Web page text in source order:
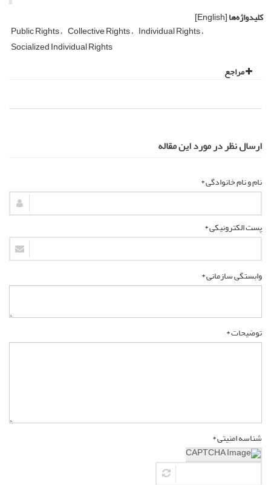
کلیدواژه‌ها[English]
Public Rights Collective Rights Individual Rights
Socialized Individual Rights
مراجع
ارسال نظر در مورد این مقاله
نام و نام خانوادگی *
پست الکترونیکی *
وابستگی سازمانی *
توضیحات *
شناسه امنیتی *